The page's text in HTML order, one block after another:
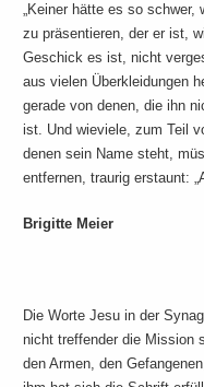
„Keiner hätte es so schwer,
zu präsentieren, der er ist,
Geschick es ist, nicht
aus vielen Überkleidungen
gerade von denen, die ihn
ist. Und wieviele, zum Teil
denen sein Name steht,
entfernen, traurig erstaunt:
Brigitte Meier
Die Worte Jesu in der
nicht treffender die Mission
den Armen, den